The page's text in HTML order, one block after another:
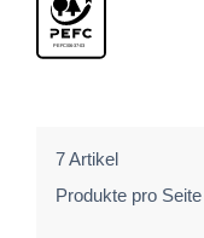
7 Artikel
Produkte pro Seite